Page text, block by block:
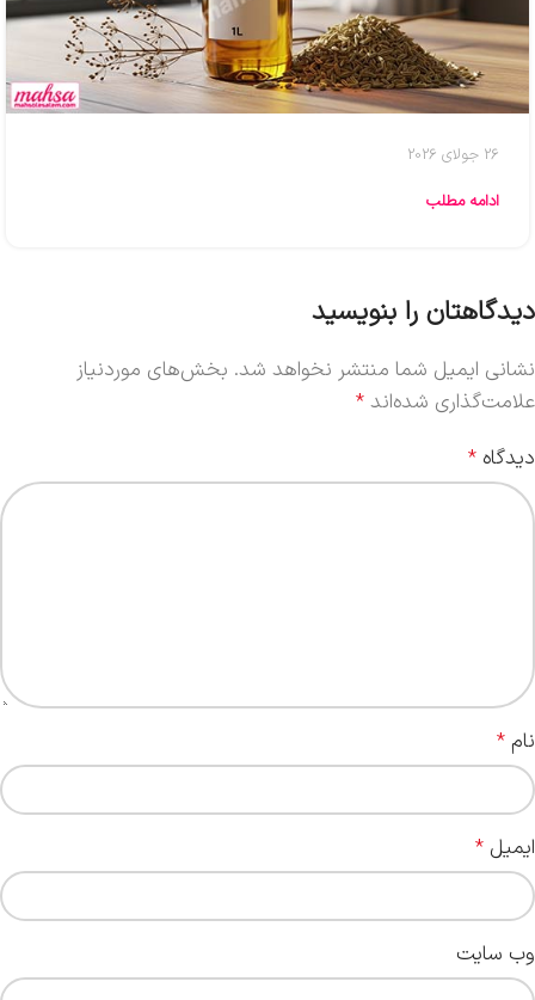
26 جولای 2026
ادامه مطلب
دیدگاهتان را بنویسید
نشانی ایمیل شما منتشر نخواهد شد. بخش‌های موردنیاز
علامت‌گذاری شده‌اند *
دیدگاه *
نام *
ایمیل *
وب‌ سایت